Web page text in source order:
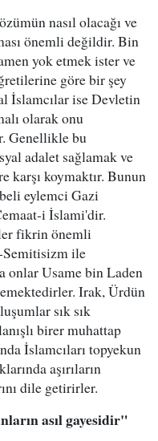
nasıl olacağı ve
önemli değildir. Bin
yok etmek ister ve
göre bir şey
İslamcılar ise Devletin
olarak onu
Genellikle bu
adalet sağlamak ve
karşı koymaktır. Bunun
eylemci Gazi
i İslami'dir.
fikrin önemli
ile
onlar Usame bin Laden
Irak, Ürdün
sık sık
birer muhattap
İslamcıları topyekun
aşırıların
dile getirirler.
asıl gayesidir"